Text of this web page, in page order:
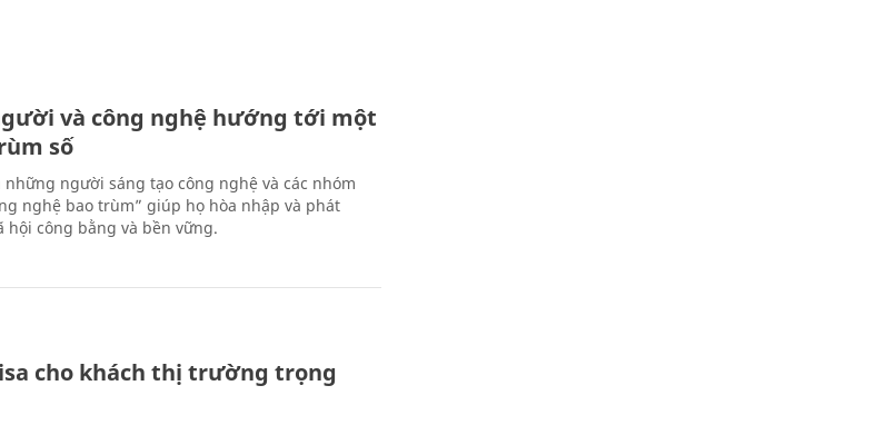
và công nghệ hướng tới một
số
người sáng tạo công nghệ và các nhóm
nghệ bao trùm” giúp họ hòa nhập và phát
hội công bằng và bền vững.
cho khách thị trường trọng